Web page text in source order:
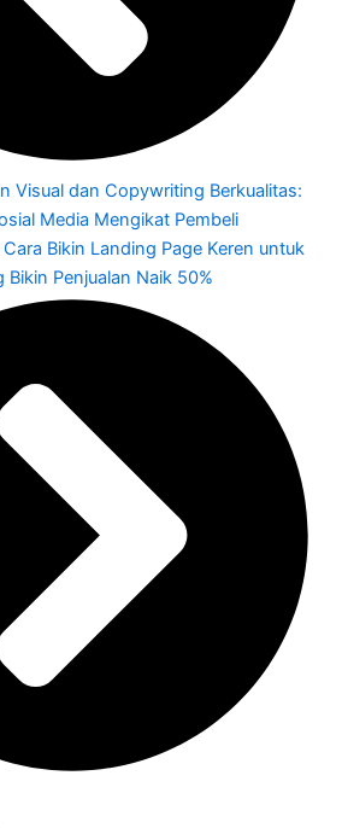
Visual dan Copywriting Berkualitas:
Media Mengikat Pembeli
Bikin Landing Page Keren untuk
Penjualan Naik 50%